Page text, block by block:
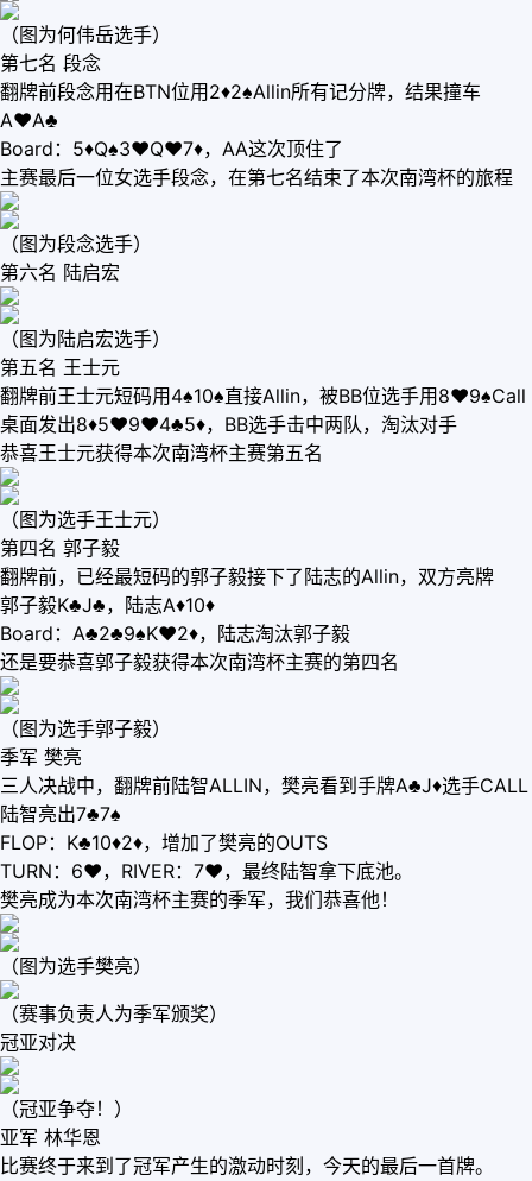
（图为何伟岳选手）
第七名 段念
翻牌前段念用在BTN位用2♦2♠Allin所有记分牌，结果撞车
A♥A♣
Board：5♦Q♠3♥Q♥7♦，AA这次顶住了
主赛最后一位女选手段念，在第七名结束了本次南湾杯的旅程
（图为段念选手）
第六名 陆启宏
（图为陆启宏选手）
第五名 王士元
翻牌前王士元短码用4♠10♠直接Allin，被BB位选手用8♥9♠Call
桌面发出8♦5♥9♥4♣5♦，BB选手击中两队，淘汰对手
恭喜王士元获得本次南湾杯主赛第五名
（图为选手王士元）
第四名 郭子毅
翻牌前，已经最短码的郭子毅接下了陆志的Allin，双方亮牌
郭子毅K♣J♣，陆志A♦10♦
Board：A♣2♣9♠K♥2♦，陆志淘汰郭子毅
还是要恭喜郭子毅获得本次南湾杯主赛的第四名
（图为选手郭子毅）
季军 樊亮
三人决战中，翻牌前陆智ALLIN，樊亮看到手牌A♣J♦选手CALL
陆智亮出7♣7♠
FLOP：K♣10♦2♦，增加了樊亮的OUTS
TURN：6♥，RIVER：7♥，最终陆智拿下底池。
樊亮成为本次南湾杯主赛的季军，我们恭喜他！
（图为选手樊亮）
（赛事负责人为季军颁奖）
冠亚对决
（冠亚争夺！）
亚军 林华恩
比赛终于来到了冠军产生的激动时刻，今天的最后一首牌。